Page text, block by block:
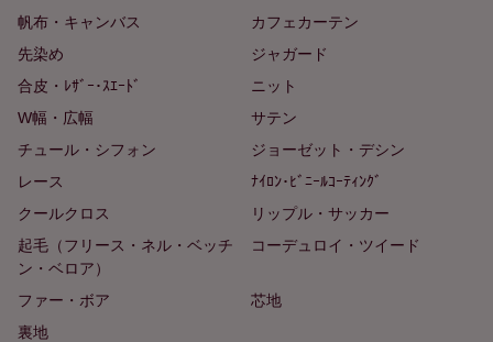
帆布・キャンバス
カフェカーテン
先染め
ジャガード
合皮・ﾚｻﾞｰ･ｽｴｰﾄﾞ
ニット
W幅・広幅
サテン
チュール・シフォン
ジョーゼット・デシン
レース
ﾅｲﾛﾝ･ﾋﾞﾆｰﾙｺｰﾃｨﾝｸﾞ
クールクロス
リップル・サッカー
起毛（フリース・ネル・ベッチ
ン・ベロア）
コーデュロイ・ツイード
ファー・ボア
芯地
裏地